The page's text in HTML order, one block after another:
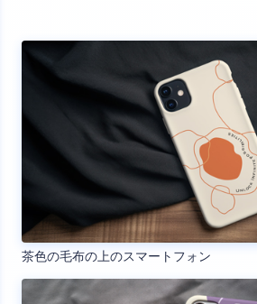
茶色の毛布の上のスマートフォン